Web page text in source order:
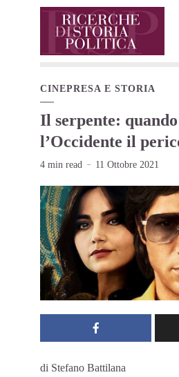
CINEPRESA E STORIA
Il serpente:
l’Occidente il
4 min read 11 Ottobre 2021
di Stefano Battilana